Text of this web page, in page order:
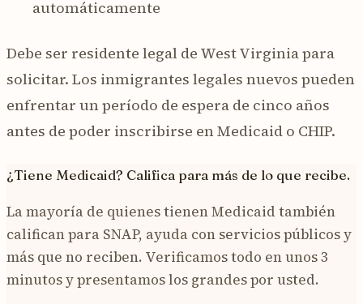
automáticamente
Debe ser residente legal de West Virginia para
solicitar. Los inmigrantes legales nuevos pueden
enfrentar un período de espera de cinco años
antes de poder inscribirse en Medicaid o CHIP.
¿Tiene Medicaid? Califica para más de lo que recibe.
La mayoría de quienes tienen Medicaid también
califican para SNAP, ayuda con servicios públicos y
más que no reciben. Verificamos todo en unos 3
minutos y presentamos los grandes por usted.